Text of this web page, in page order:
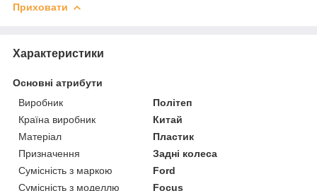
Приховати
Характеристики
Основні атрибути
Виробник
Політеп
Країна виробник
Китай
Матеріал
Пластик
Призначення
Задні колеса
Сумісність з маркою
Ford
Сумісність з моделлю
Focus